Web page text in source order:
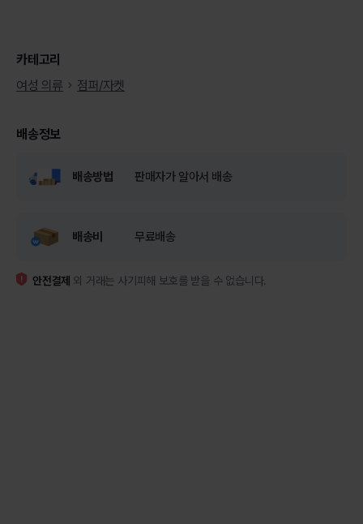
카테고리
여성 의류
점퍼/자켓
배송정보
배송방법 판매자가 알아서 배송
배송비 무료배송
안전결제 외 거래는 사기피해 보호를 받을 수 없습니다.